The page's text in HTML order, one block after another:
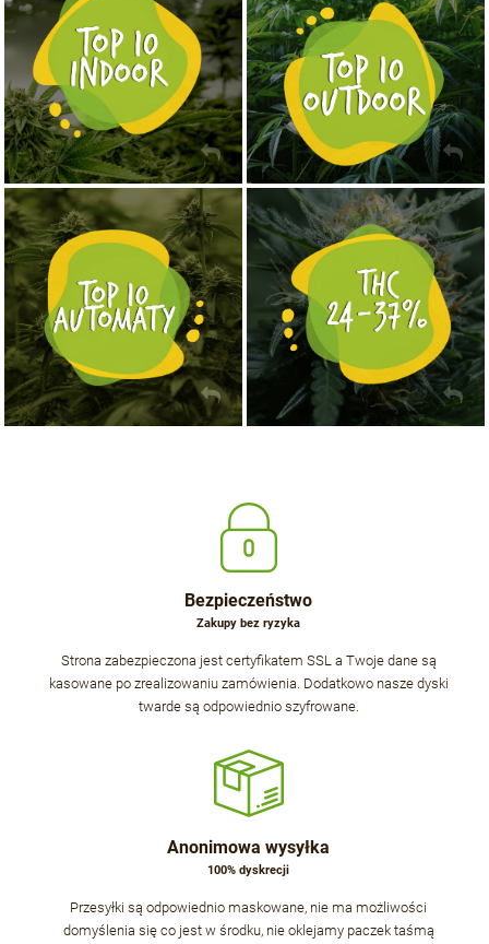
NASIONA MARIHUANY TOP 10 AUTOFLOWERING
KUP TERAZ MOCNE ODMIANY MARIHUANY THC OD 24 - 37%
KUP TERAZ
Bezpieczeństwo
Zakupy bez ryzyka
Strona zabezpieczona jest certyfikatem SSL a Twoje dane są
kasowane po zrealizowaniu zamówienia. Dodatkowo nasze dyski
twarde są odpowiednio szyfrowane.
Anonimowa wysyłka
100% dyskrecji
Przesyłki są odpowiednio maskowane, nie ma możliwości
domyślenia się co jest w środku, nie oklejamy paczek taśmą